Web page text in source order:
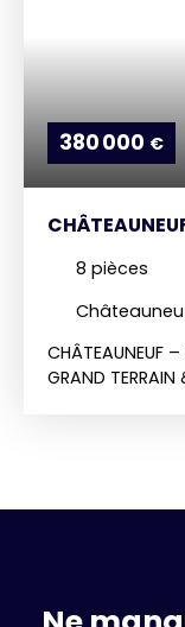
380 000 €
8 pièces
CHÂTEAUNEUF
GRAND
Volume